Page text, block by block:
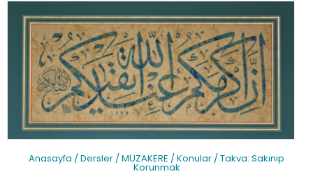
Anasayfa /Dersler /MÜZAKERE /Konular /Takva: Sakınıp
Korunmak